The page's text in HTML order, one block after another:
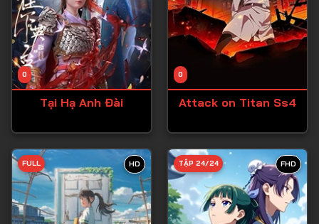
Tập 23
Tập 24
Tập 25
Tập 26
Tập 29
Tập 30
Tập 31
0
Tại Hạ Anh Đài
0
Attack on Titan Ss4
HD
FULL FHD
TẬP 24/24